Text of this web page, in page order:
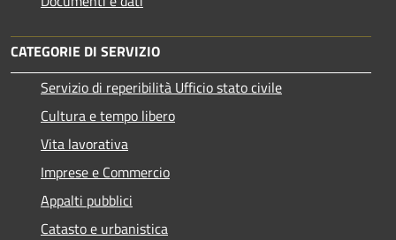
CATEGORIE DI SERVIZIO
Servizio di reperibilità Ufficio stato civile
Cultura e tempo libero
Vita lavorativa
Imprese e Commercio
Appalti pubblici
Catasto e urbanistica